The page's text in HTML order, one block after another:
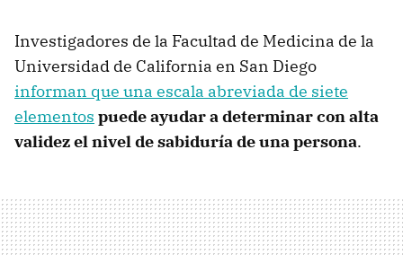
Investigadores de la Facultad de Medicina de la
Universidad de California en San Diego
informan que una escala abreviada de siete
elementos puede ayudar a determinar con alta
validez el nivel de sabiduría de una persona.